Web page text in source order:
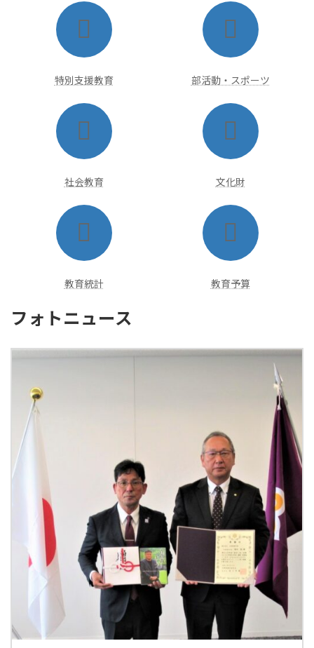
イ
コ
ン
リ
特別支援教育
イ
コ
ン
リ
部活動・スポーツ
イ
コ
ン
リ
社会教育
イ
コ
ン
リ
文化財
イ
コ
ン
リ
教育統計
イ
コ
ン
リ
教育予算
フォトニュース